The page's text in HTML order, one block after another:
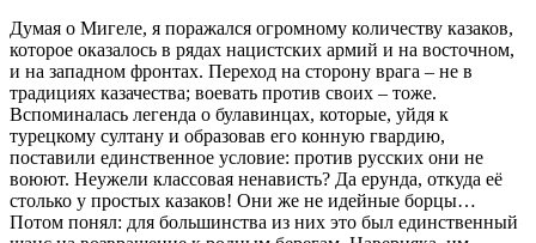
Думая о Мигеле, я поражался огромному количеству казаков,
которое оказалось в рядах нацистских армий и на восточном,
и на западном фронтах. Переход на сторону врага – не в
традициях казачества; воевать против своих – тоже.
Вспоминалась легенда о булавинцах, которые, уйдя к
турецкому султану и образовав его конную гвардию,
поставили единственное условие: против русских они не
воюют. Неужели классовая ненависть? Да ерунда, откуда её
столько у простых казаков! Они же не идейные борцы…
Потом понял: для большинства из них это был единственный